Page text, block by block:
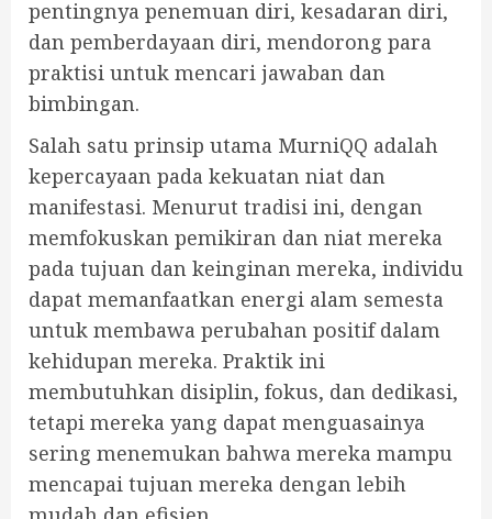
pentingnya penemuan diri, kesadaran diri,
dan pemberdayaan diri, mendorong para
praktisi untuk mencari jawaban dan
bimbingan.
Salah satu prinsip utama MurniQQ adalah
kepercayaan pada kekuatan niat dan
manifestasi. Menurut tradisi ini, dengan
memfokuskan pemikiran dan niat mereka
pada tujuan dan keinginan mereka, individu
dapat memanfaatkan energi alam semesta
untuk membawa perubahan positif dalam
kehidupan mereka. Praktik ini
membutuhkan disiplin, fokus, dan dedikasi,
tetapi mereka yang dapat menguasainya
sering menemukan bahwa mereka mampu
mencapai tujuan mereka dengan lebih